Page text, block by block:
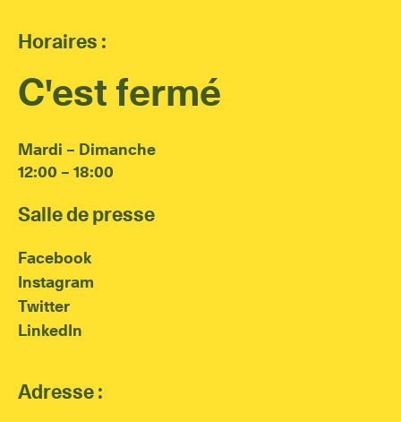
Horaires :
C'est fermé
Mardi – Dimanche
12:00 – 18:00
Salle de presse
Facebook
Instagram
Twitter
LinkedIn
Adresse :